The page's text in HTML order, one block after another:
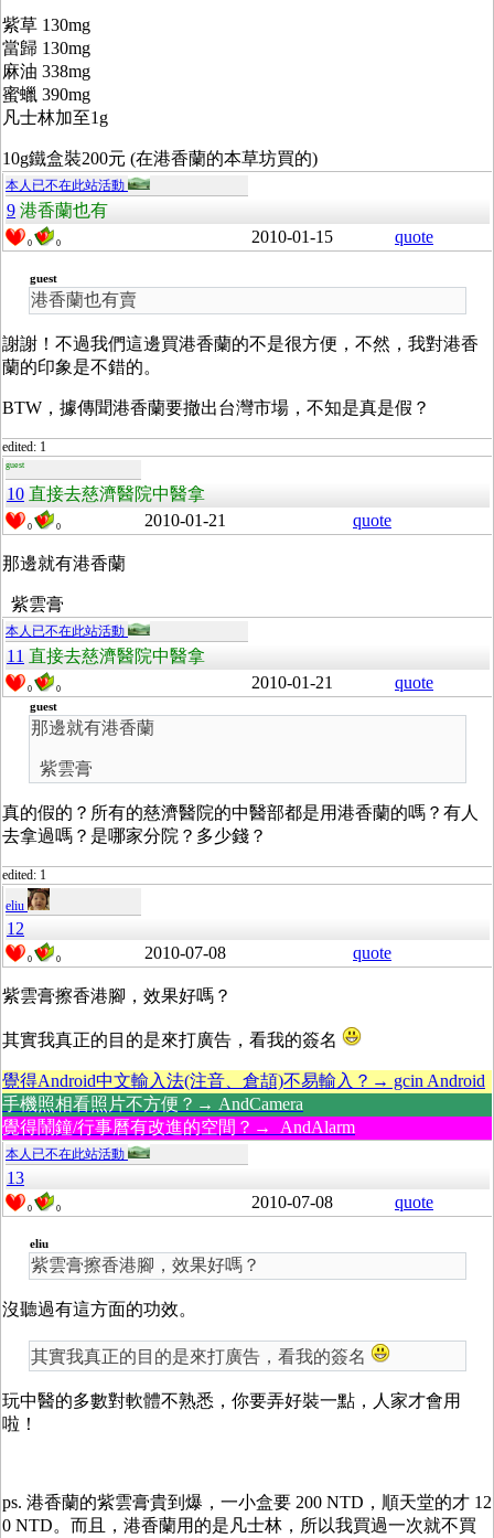
紫草 130mg
當歸 130mg
麻油 338mg
蜜蠟 390mg
凡士林加至1g
10g鐵盒裝200元 (在港香蘭的本草坊買的)
本人已不在此站活動
9 港香蘭也有
0 0 2010-01-15 quote
guest
港香蘭也有賣
謝謝！不過我們這邊買港香蘭的不是很方便，不然，我對港香
蘭的印象是不錯的。
BTW，據傳聞港香蘭要撤出台灣市場，不知是真是假？
edited: 1
guest
10 直接去慈濟醫院中醫拿
0 0 2010-01-21 quote
那邊就有港香蘭
紫雲膏
本人已不在此站活動
11 直接去慈濟醫院中醫拿
0 0 2010-01-21 quote
guest
那邊就有港香蘭
紫雲膏
真的假的？所有的慈濟醫院的中醫部都是用港香蘭的嗎？有人
去拿過嗎？是哪家分院？多少錢？
edited: 1
eliu
12
0 0 2010-07-08 quote
紫雲膏擦香港腳，效果好嗎？
其實我真正的目的是來打廣告，看我的簽名
覺得Android中文輸入法(注音、倉頡)不易輸入？→ gcin Android
手機照相看照片不方便？→ AndCamera
覺得鬧鐘/行事曆有改進的空間？→ AndAlarm
本人已不在此站活動
13
0 0 2010-07-08 quote
eliu
紫雲膏擦香港腳，效果好嗎？
沒聽過有這方面的功效。
其實我真正的目的是來打廣告，看我的簽名
玩中醫的多數對軟體不熟悉，你要弄好裝一點，人家才會用
啦！
ps. 港香蘭的紫雲膏貴到爆，一小盒要 200 NTD，順天堂的才 12
0 NTD。而且，港香蘭用的是凡士林，所以我買過一次就不買